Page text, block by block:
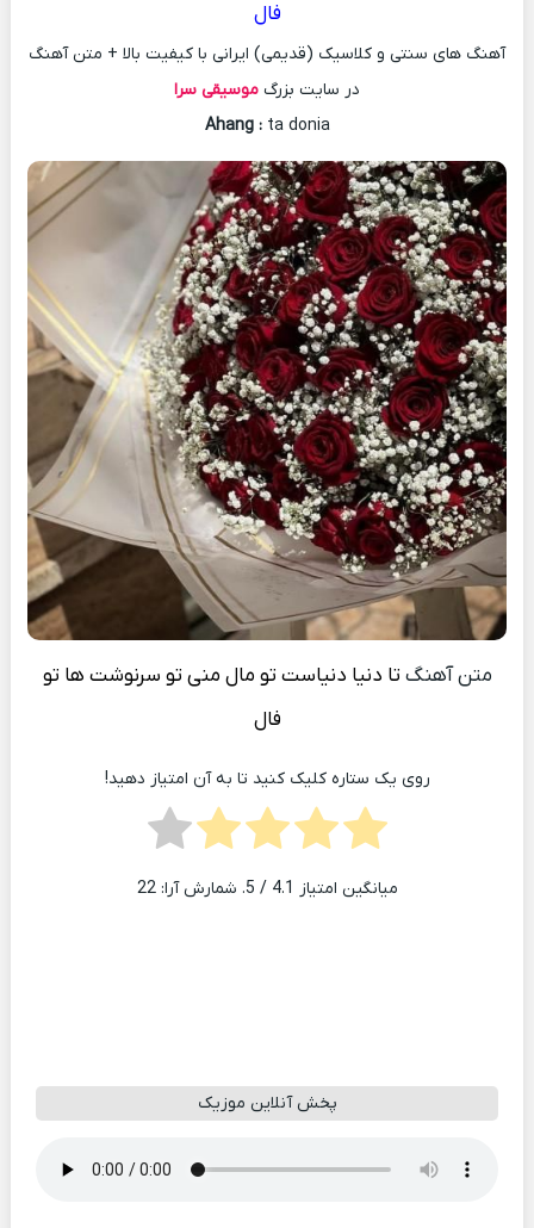
فال
آهنگ های سنتی و کلاسیک (قدیمی) ایرانی با کیفیت بالا + متن آهنگ
در سایت بزرگ موسیقی سرا
Ahang :ta donia
متن آهنگ تا دنيا دنياست تو مال منی تو سرنوشت ها تو
فال
روی یک ستاره کلیک کنید تا به آن امتیاز دهید!
میانگین امتیاز 4.1 / 5. شمارش آرا: 22
پخش آنلاین موزیک